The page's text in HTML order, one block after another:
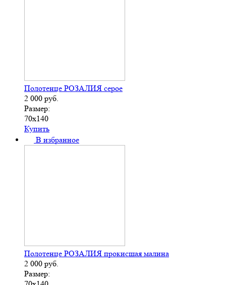
Полотенце РОЗАЛИЯ серое
2 000 руб.
Размер:
70х140
Купить
В избранное
Полотенце РОЗАЛИЯ прокисшая малина
2 000 руб.
Размер: